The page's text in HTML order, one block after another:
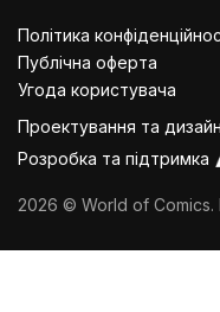
Політика
Публiчна оферта
Угода користувача
Проектування та дизайн
Розробка та підтримка
2026 © World of Comics.